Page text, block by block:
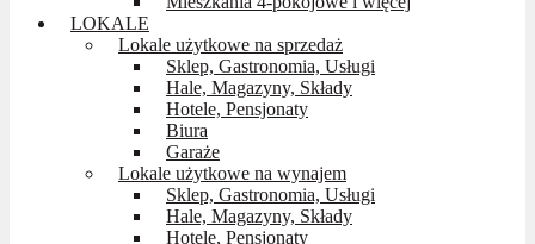
LOKALE
Lokale użytkowe na sprzedaż
Sklep, Gastronomia, Usługi
Hale, Magazyny, Składy
Hotele, Pensjonaty
Biura
Garaże
Lokale użytkowe na wynajem
Sklep, Gastronomia, Usługi
Hale, Magazyny, Składy
Hotele, Pensjonaty